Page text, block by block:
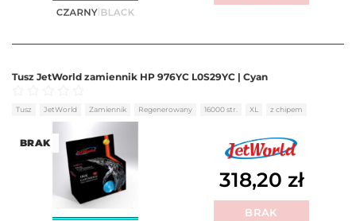
BRAK
Tusz JetWorld zamiennik HP 976YC L0S29YC | Cyan
Oceniono0 na 5
Tusz JetWorld Zamiennik Regenerowany 16000 str. XL z chipem
318,20 zł
BRAK